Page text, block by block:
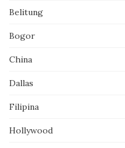
Belitung
Bogor
China
Dallas
Filipina
Hollywood